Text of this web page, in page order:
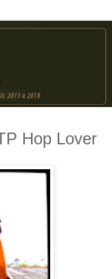
Hop Lover